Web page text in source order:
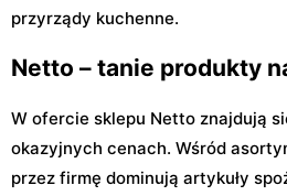
przyrządy kuchenne.
Netto – tanie produkty
W ofercie sklepu Netto znajdują
okazyjnych cenach. Wśród
przez firmę dominują artykuły